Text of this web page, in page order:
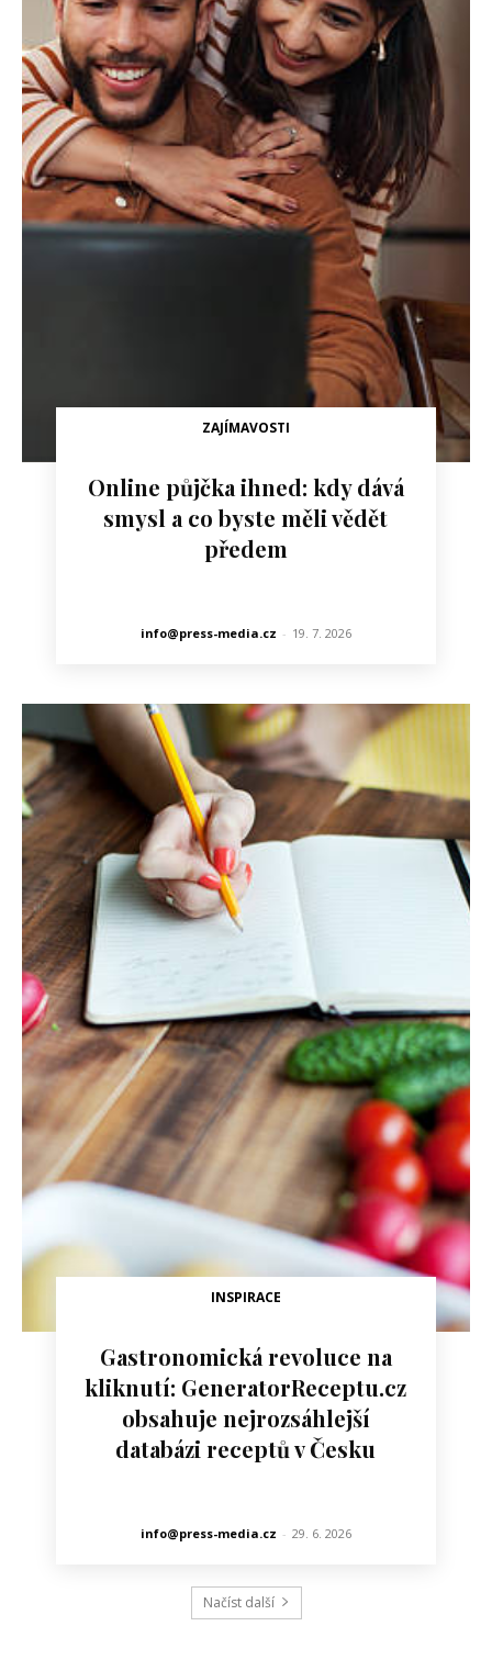
ZAJÍMAVOSTI
Online půjčka ihned: kdy dává
smysl a co byste měli vědět
předem
info@press-media.cz - 19. 7. 2026
INSPIRACE
Gastronomická revoluce na
kliknutí: GeneratorReceptu.cz
obsahuje nejrozsáhlejší
databázi receptů v Česku
info@press-media.cz - 29. 6. 2026
Načíst další